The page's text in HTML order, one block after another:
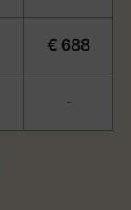
€ 688
-